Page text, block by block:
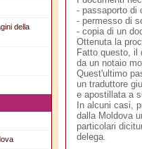
della
- passaporto di
- permesso di
- copia di un
Ottenuta la
Fatto questo, il
da un notaio
Quest'ultimo
un traduttore
e apostillata a
In alcuni casi,
dalla Moldova
particolari
delega.